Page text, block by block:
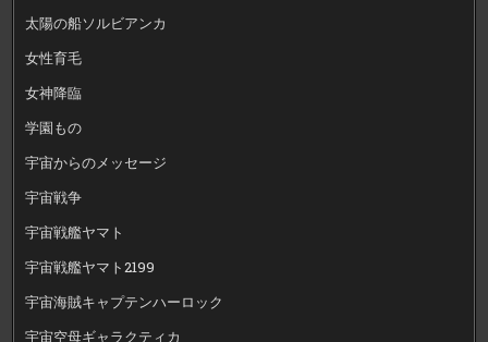
太陽の船ソルビアンカ
女性育毛
女神降臨
学園もの
宇宙からのメッセージ
宇宙戦争
宇宙戦艦ヤマト
宇宙戦艦ヤマト2199
宇宙海賊キャプテンハーロック
宇宙空母ギャラクティカ